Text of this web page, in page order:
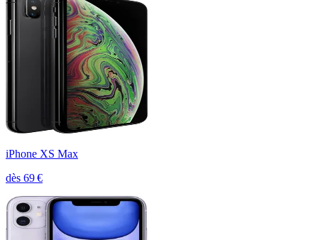
iPhone XS Max
dès 69€